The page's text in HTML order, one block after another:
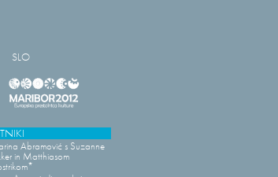
SLO
Abramović s Suzanne
in Matthiasom